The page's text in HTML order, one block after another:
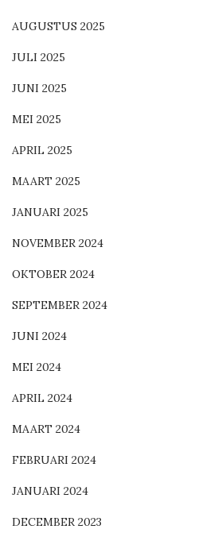
AUGUSTUS 2025
JULI 2025
JUNI 2025
MEI 2025
APRIL 2025
MAART 2025
JANUARI 2025
NOVEMBER 2024
OKTOBER 2024
SEPTEMBER 2024
JUNI 2024
MEI 2024
APRIL 2024
MAART 2024
FEBRUARI 2024
JANUARI 2024
DECEMBER 2023